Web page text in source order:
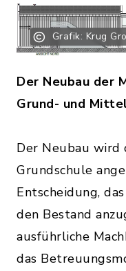
Grafik: Krug
Der Neubau der
Grund- und
Der Neubau wird
Grundschule
Entscheidung,
den Bestand
ausführliche
das